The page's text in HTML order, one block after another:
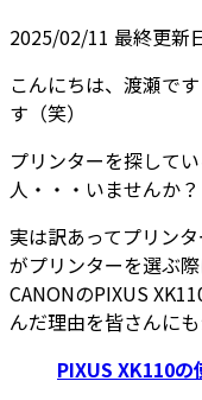
2025/02/11 最終更新
こんにちは、渡瀬で
す（笑）
プリンターを探して
人・・・いませんか？
実は訳あってプリン
がプリンターを選ぶ
CANONのPIXUS
んだ理由を皆さんに
PIXUS XK110